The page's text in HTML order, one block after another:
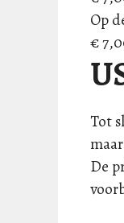
Op
€
Tot
De